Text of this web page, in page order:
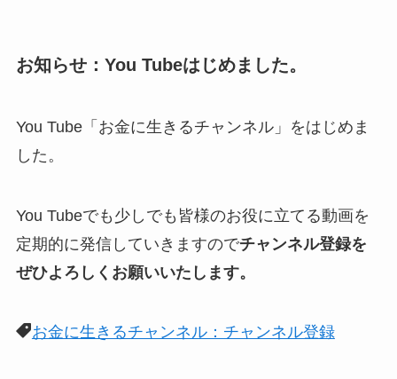
お知らせ：You Tubeはじめました。
You Tube「お金に生きるチャンネル」をはじめま
した。
You Tubeでも少しでも皆様のお役に立てる動画を
定期的に発信していきますのでチャンネル登録を
ぜひよろしくお願いいたします。
お金に生きるチャンネル：チャンネル登録